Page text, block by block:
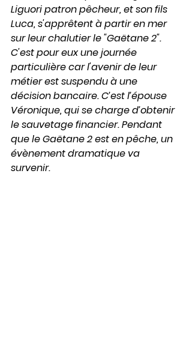
Liguori patron pêcheur, et son fils
Luca, s'apprêtent à partir en mer
sur leur chalutier le "Gaëtane 2".
C'est pour eux une journée
particulière car l'avenir de leur
métier est suspendu à une
décision bancaire. C’est l’épouse
Véronique, qui se charge d’obtenir
le sauvetage financier. Pendant
que le Gaëtane 2 est en pêche, un
évènement dramatique va
survenir.